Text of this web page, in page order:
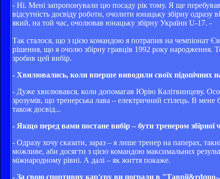
- Ні. Мені запропонували цю посаду рік тому. Я ще
відсутність досвіду роботи, очолити юнацьку збірну
який, на той час, очолював юнацьку збірну України U-17. -
Так сталося, що з цією командою я потрапив на чемпіонат
рішення, що я очолю збірну гравців 1992 року народження.
зробив цей вибір.
- Хвилювались, коли вперше виводили своїх підопічних
- Дуже хвилювався, коли допомагав Юрію Калітвинцеву.
зрозумів, що тренерська лава – електричний стілець. В мене
також досвід...
- Якщо перед вами постане вибір – бути тренером збірної
- Одразу хочу сказати, зараз – я лише тренер на паперах,
можливе, аби досягти з цією командою максимальних
міжнародному рівні. А далі – як життя покаже.
- За свою спортивну кар'єру ви пограли в